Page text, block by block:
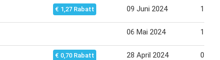
€ 1,27 Rabatt 09 Juni 2024 16
06 Mai 2024 12
€ 0,70 Rabatt 28 April 2024 05